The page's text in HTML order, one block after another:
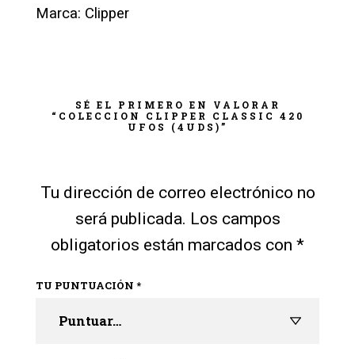
Marca: Clipper
SÉ EL PRIMERO EN VALORAR
“COLECCION CLIPPER CLASSIC 420
UFOS (4UDS)”
Tu dirección de correo electrónico no
será publicada. Los campos
obligatorios están marcados con *
TU PUNTUACIÓN *